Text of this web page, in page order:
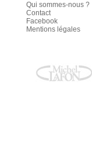
Qui sommes-nous ?
Contact
Facebook
Mentions légales